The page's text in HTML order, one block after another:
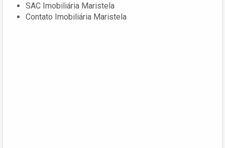
SAC Imobiliária Maristela
Contato Imobiliária Maristela